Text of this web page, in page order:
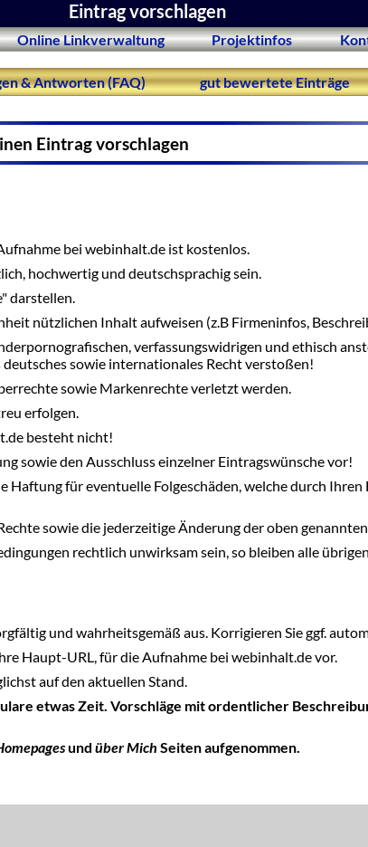
Eintrag vorschlagen
Online Linkverwaltung Projektinfos
& Antworten (FAQ) gut bewertete Einträge
Eintrag vorschlagen
bei webinhalt.de ist kostenlos.
hochwertig und deutschsprachig sein.
darstellen.
nützlichen Inhalt aufweisen (z.B Firmeninfos,
verfassungswidrigen und ethisch
sowie internationales Recht verstoßen!
sowie Markenrechte verletzt werden.
erfolgen.
besteht nicht!
sowie den Ausschluss einzelner Eintragswünsche vor!
für eventuelle Folgeschäden, welche durch
sowie die jederzeitige Änderung der oben
rechtlich unwirksam sein, so bleiben alle
und wahrheitsgemäß aus. Korrigieren Sie ggf.
Haupt-URL, für die Aufnahme bei webinhalt.de vor.
auf den aktuellen Stand.
etwas Zeit. Vorschläge mit ordentlicher
und über Mich Seiten aufgenommen.